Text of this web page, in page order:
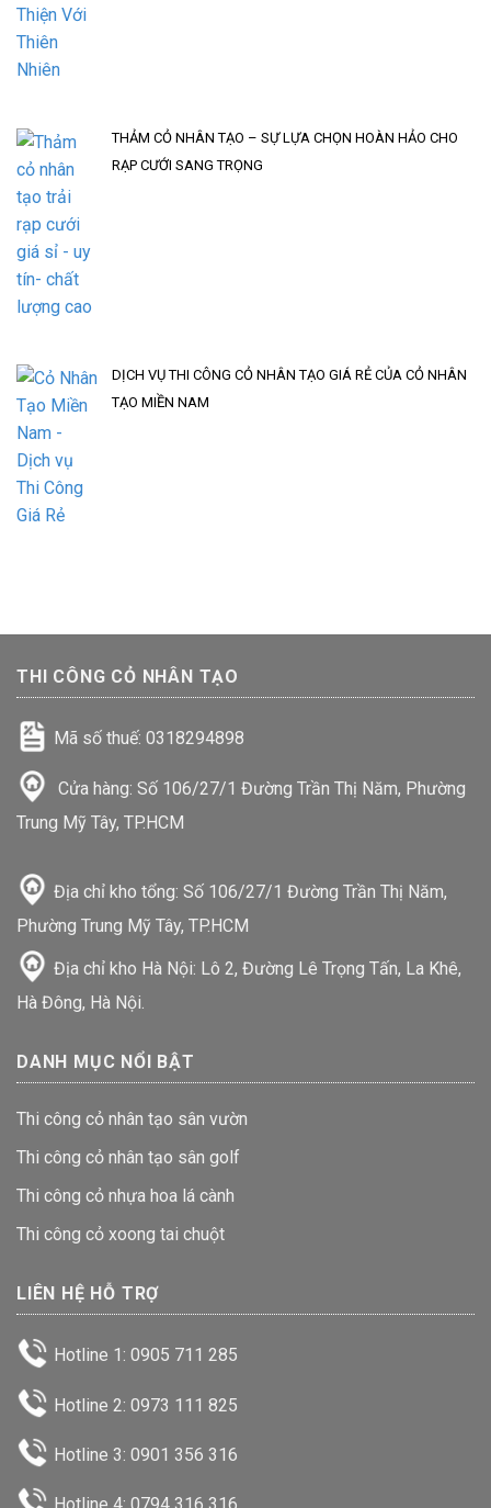
THẢM CỎ NHÂN TẠO – SỰ LỰA CHỌN HOÀN HẢO CHO
RẠP CƯỚI SANG TRỌNG
DỊCH VỤ THI CÔNG CỎ NHÂN TẠO GIÁ RẺ CỦA CỎ NHÂN
TẠO MIỀN NAM
THI CÔNG CỎ NHÂN TẠO
Mã số thuế: 0318294898
Cửa hàng: Số 106/27/1 Đường Trần Thị Năm, Phường
Trung Mỹ Tây, TP.HCM
Địa chỉ kho tổng: Số 106/27/1 Đường Trần Thị Năm,
Phường Trung Mỹ Tây, TP.HCM
Địa chỉ kho Hà Nội: Lô 2, Đường Lê Trọng Tấn, La Khê,
Hà Đông, Hà Nội.
DANH MỤC NỔI BẬT
Thi công cỏ nhân tạo sân vườn
Thi công cỏ nhân tạo sân golf
Thi công cỏ nhựa hoa lá cành
Thi công cỏ xoong tai chuột
LIÊN HỆ HỖ TRỢ
Hotline 1: 0905 711 285
Hotline 2: 0973 111 825
Hotline 3: 0901 356 316